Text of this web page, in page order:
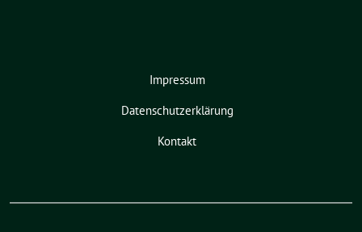
Impressum
Datenschutzerklärung
Kontakt